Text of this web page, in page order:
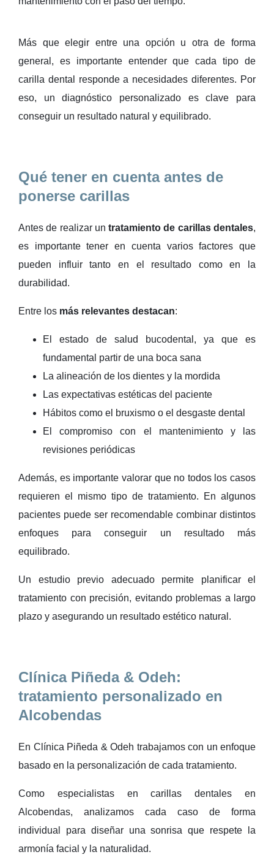
Más que elegir entre una opción u otra de forma
general, es importante entender que cada tipo de
carilla dental responde a necesidades diferentes. Por
eso, un diagnóstico personalizado es clave para
conseguir un resultado natural y equilibrado.
Qué tener en cuenta antes de
ponerse carillas
Antes de realizar untratamiento de carillas dentales,
es importante tener en cuenta varios factores que
pueden influir tanto en el resultado como en la
durabilidad.
Entre los más relevantes destacan:
El estado de salud bucodental, ya que es
fundamental partir de una boca sana
La alineación de los dientes y la mordida
Las expectativas estéticas del paciente
Hábitos como el bruxismo o el desgaste dental
El compromiso con el mantenimiento y las
revisiones periódicas
Además, es importante valorar que no todos los casos
requieren el mismo tipo de tratamiento. En algunos
pacientes puede ser recomendable combinar distintos
enfoques para conseguir un resultado más
equilibrado.
Un estudio previo adecuado permite planificar el
tratamiento con precisión, evitando problemas a largo
plazo y asegurando un resultado estético natural.
Clínica Piñeda & Odeh:
tratamiento personalizado en
Alcobendas
En Clínica Piñeda & Odeh trabajamos con un enfoque
basado en la personalización de cada tratamiento.
Como especialistas encarillas dentales en
Alcobendas, analizamos cada caso de forma
individual para diseñar una sonrisa que respete la
armonía facial y la naturalidad.